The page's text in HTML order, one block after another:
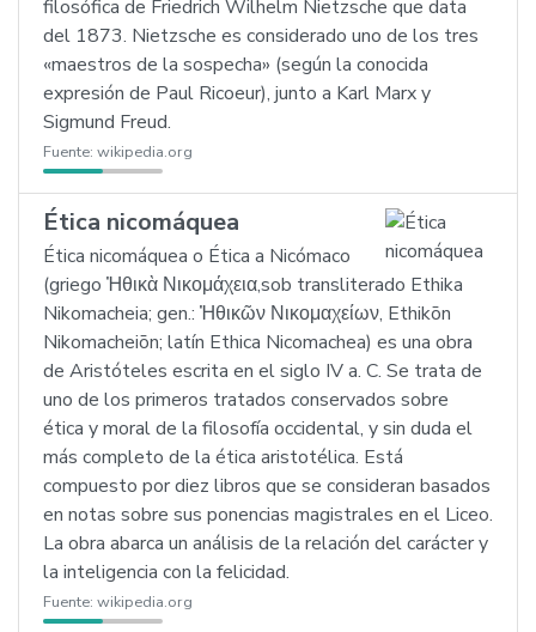
filosófica de Friedrich Wilhelm Nietzsche que data
del 1873. Nietzsche es considerado uno de los tres
«maestros de la sospecha» (según la conocida
expresión de Paul Ricoeur), junto a Karl Marx y
Sigmund Freud.
Fuente: wikipedia.org
Ética nicomáquea
Ética nicomáquea o Ética a Nicómaco
(griego Ἠθικὰ Νικομάχεια,sob transliterado Ethika
Nikomacheia; gen.: Ἠθικῶν Νικομαχείων, Ethikōn
Nikomacheiōn; latín Ethica Nicomachea) es una obra
de Aristóteles escrita en el siglo IV a. C. Se trata de
uno de los primeros tratados conservados sobre
ética y moral de la filosofía occidental, y sin duda el
más completo de la ética aristotélica. Está
compuesto por diez libros que se consideran basados
en notas sobre sus ponencias magistrales en el Liceo.
La obra abarca un análisis de la relación del carácter y
la inteligencia con la felicidad.
Fuente: wikipedia.org